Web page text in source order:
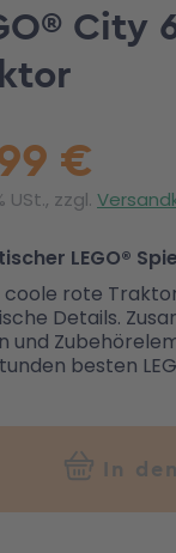
City
€
USt., zzgl.
LEGO®
coole rote
Details.
und
besten
In